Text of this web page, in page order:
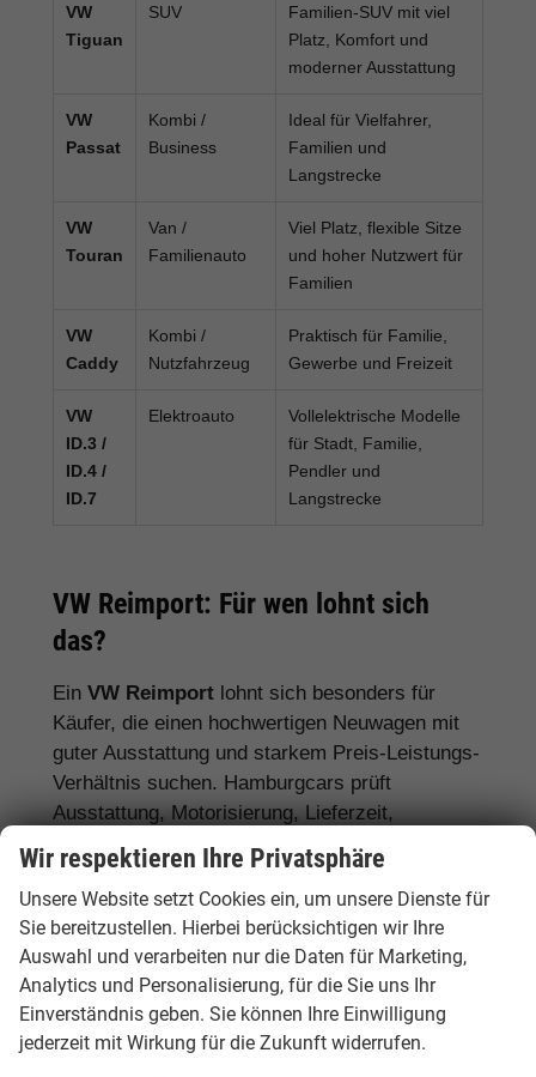
VW
Tiguan
SUV
Familien-SUV mit viel
Platz, Komfort und
moderner Ausstattung
VW
Passat
Kombi /
Business
Ideal für Vielfahrer,
Familien und
Langstrecke
VW
Touran
Van /
Familienauto
Viel Platz, flexible Sitze
und hoher Nutzwert für
Familien
VW
Caddy
Kombi /
Nutzfahrzeug
Praktisch für Familie,
Gewerbe und Freizeit
VW
ID.3 /
ID.4 /
ID.7
Elektroauto
Vollelektrische Modelle
für Stadt, Familie,
Pendler und
Langstrecke
VW Reimport: Für wen lohnt sich
das?
Ein VW Reimport lohnt sich besonders für
Käufer, die einen hochwertigen Neuwagen mit
guter Ausstattung und starkem Preis-Leistungs-
Verhältnis suchen. Hamburgcars prüft
Ausstattung, Motorisierung, Lieferzeit,
Garantiebedingungen und Fahrzeugdetails
transparent vor dem Kauf.
Für Stadtfahrer:VW Polo, VW Golf, VW
ID.3
Für Familien: VW Tiguan, VW Passat
Variant, VW Touran, VW Caddy
Wir respektieren Ihre Privatsphäre
Unsere Website setzt Cookies ein, um unsere Dienste für
Sie bereitzustellen. Hierbei berücksichtigen wir Ihre
Auswahl und verarbeiten nur die Daten für Marketing,
Analytics und Personalisierung, für die Sie uns Ihr
Einverständnis geben. Sie können Ihre Einwilligung
jederzeit mit Wirkung für die Zukunft widerrufen.